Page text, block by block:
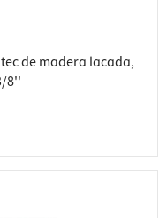
de madera lacada,
8''